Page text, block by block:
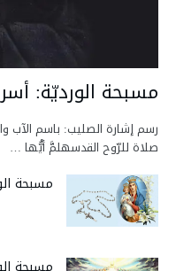
مسبحة الورديّة:
رسم إشارة الصليب: باسم الآب
صلاة للرّوح القدسهلمَّ أيُّها …
مسبحة